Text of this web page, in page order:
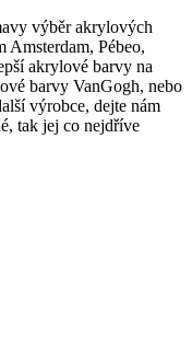
výběr akrylových
Amsterdam, Pébeo,
akrylové barvy na
barvy VanGogh, nebo
výrobce, dejte nám
tak jej co nejdříve